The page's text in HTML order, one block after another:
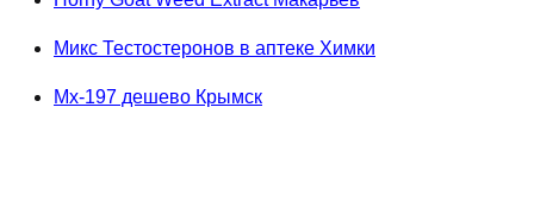
Микс Тестостеронов в аптеке Химки
Mx-197 дешево Крымск